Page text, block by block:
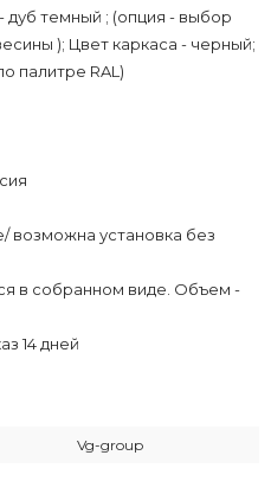
дуб темный ; (опция - выбор
); Цвет каркаса - черный;
палитре RAL)
возможна установка без
в собранном виде. Объем -
14 дней
Vg-group